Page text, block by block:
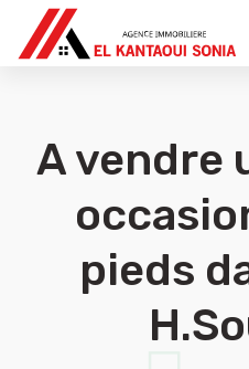
A vendre
pieds